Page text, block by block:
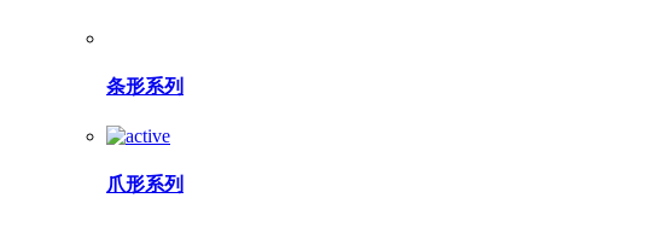
条形系列
爪形系列